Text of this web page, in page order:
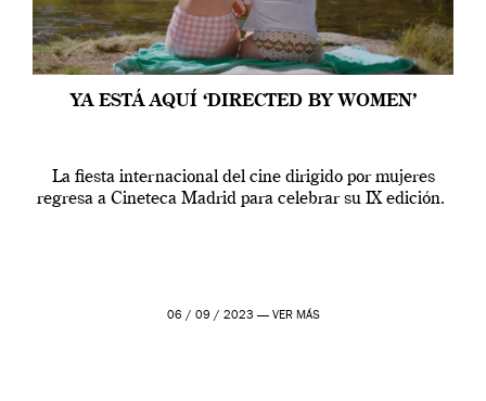
YA ESTÁ AQUÍ ‘DIRECTED BY WOMEN’
La fiesta internacional del cine dirigido por mujeres
regresa a Cineteca Madrid para celebrar su IX edición.
06 / 09 / 2023 — VER MÁS